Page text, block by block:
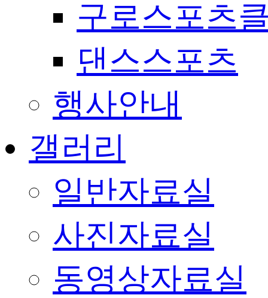
구로스포츠
댄스스포츠
행사안내
갤러리
일반자료실
사진자료실
동영상자료실